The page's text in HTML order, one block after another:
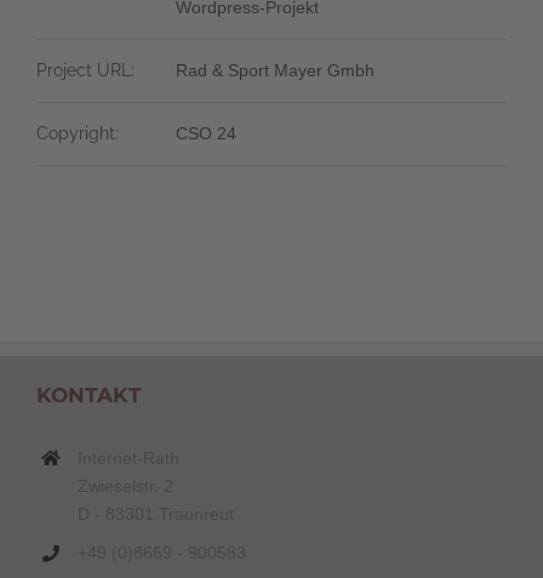
Wordpress-Projekt
Project URL: Rad & Sport Mayer Gmbh
Copyright: CSO 24
KONTAKT